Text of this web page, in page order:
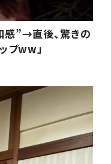
感”→直後、驚きの
プww」